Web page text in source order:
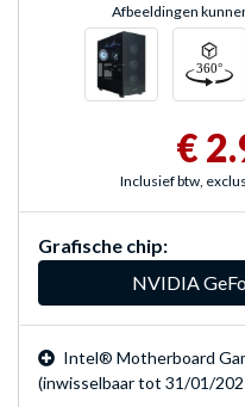
Afbeeldingen
€
Inclusief btw,
Grafische chip:
NVIDIA
Intel® Motherboard
(inwisselbaar tot 31/01/